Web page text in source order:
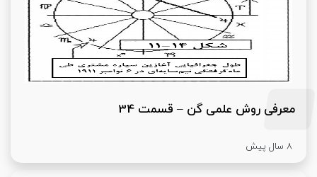
معرفی روش علمی گن – قسمت 34
8 سال پیش